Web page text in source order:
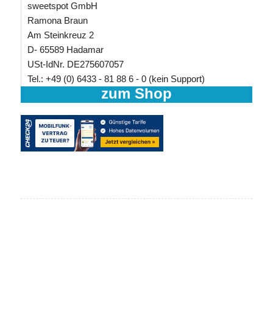
sweetspot GmbH
Ramona Braun
Am Steinkreuz 2
D- 65589 Hadamar
USt-IdNr. DE275607057
Tel.: +49 (0) 6433 - 81 88 6 - 0 (kein Support)
zum Shop